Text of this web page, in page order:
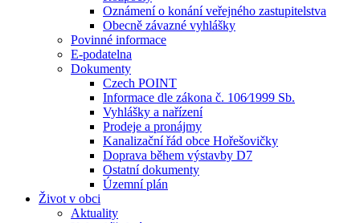
Oznámení o konání veřejného zastupitelstva
Obecně závazné vyhlášky
Povinné informace
E-podatelna
Dokumenty
Czech POINT
Informace dle zákona č. 106⁄1999 Sb.
Vyhlášky a nařízení
Prodeje a pronájmy
Kanalizační řád obce Hořešovičky
Doprava během výstavby D7
Ostatní dokumenty
Územní plán
Život v obci
Aktuality